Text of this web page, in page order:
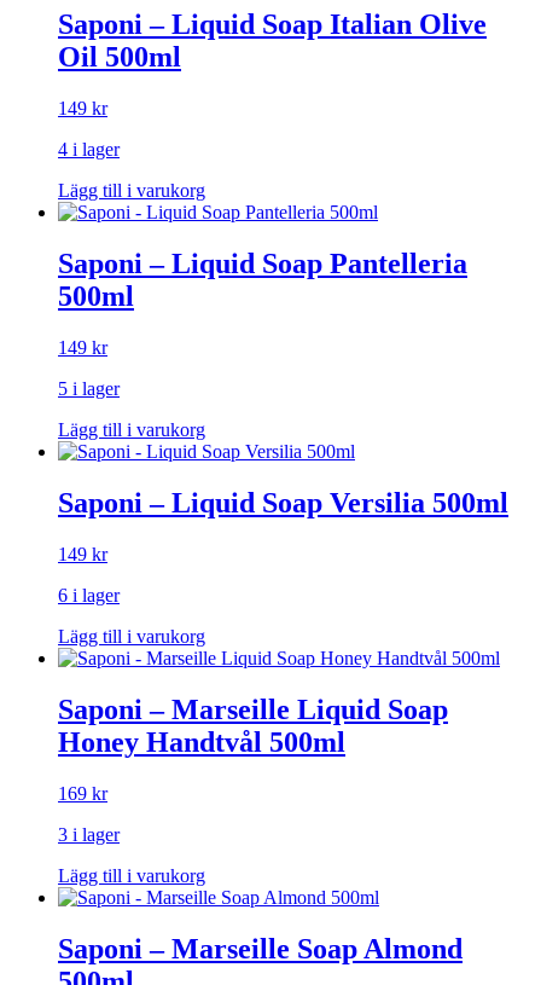
Saponi – Liquid Soap Italian Olive
Oil 500ml
149 kr
4 i lager
Lägg till i varukorg
Saponi – Liquid Soap Pantelleria
500ml
149 kr
5 i lager
Lägg till i varukorg
Saponi – Liquid Soap Versilia 500ml
149 kr
6 i lager
Lägg till i varukorg
Saponi – Marseille Liquid Soap
Honey Handtvål 500ml
169 kr
3 i lager
Lägg till i varukorg
Saponi – Marseille Soap Almond